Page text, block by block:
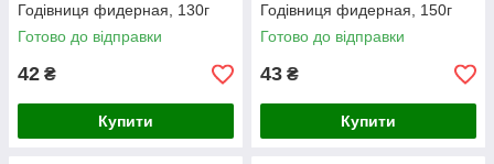
Годівниця фидерная, 130г
Готово до відправки
42 ₴
Купити
Годівниця фидерная, 150г
Готово до відправки
43 ₴
Купити